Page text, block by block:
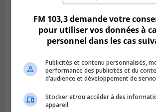
Publié le 27 février 2024 à 15h15
Carignan a un plan pour le
intergénérationnel
FM 103,3 demande votre
pour utiliser vos données à
personnel dans les cas
Publicités et contenu personnalisés,
performance des publicités et du
d’audience et développement de
Stocker et/ou accéder à des
appareil